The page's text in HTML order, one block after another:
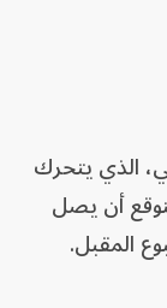
الذي يتحرك
أن ‌يصل
المقبل.